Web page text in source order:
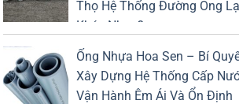
Thọ Hệ Thống Đường Ống
Khác Nhau?
Ống Nhựa Hoa Sen – Bí
Xây Dựng Hệ Thống Cấp
Vận Hành Êm Ái Và Ổn Định